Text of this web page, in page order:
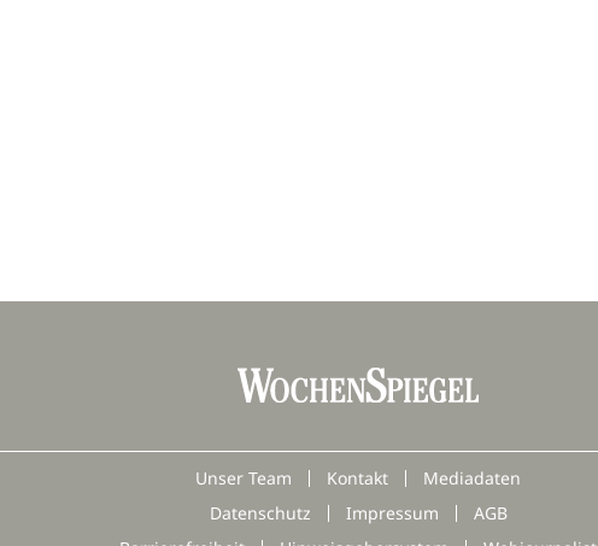
Unser Team Kontakt
Mediadaten
Datenschutz
Impressum
AGB